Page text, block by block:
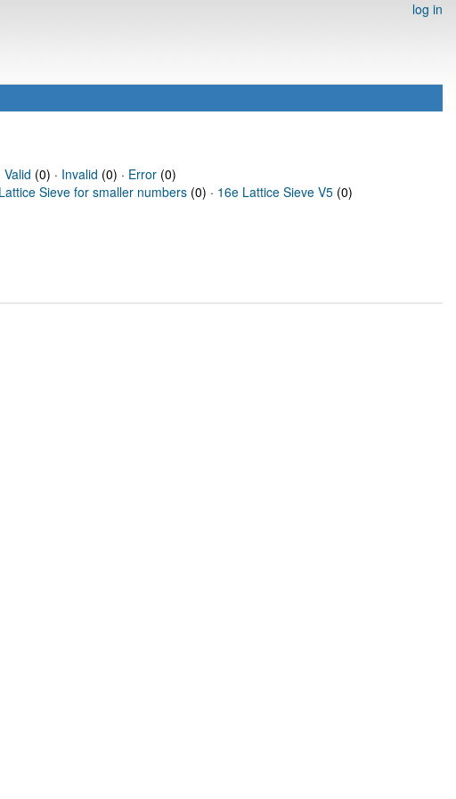
log in
Valid (0) · Invalid (0) · Error(0)
Sieve for smaller numbers (0) · 16e Lattice Sieve V5 (0)